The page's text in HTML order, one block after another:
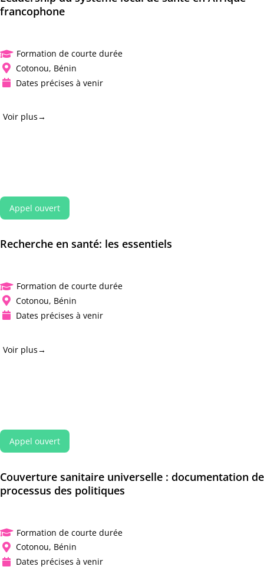
francophone
 Formation de courte durée
 Cotonou, Bénin
 Dates précises à venir
Voir plus→
Appel ouvert
Recherche en santé: les essentiels
 Formation de courte durée
 Cotonou, Bénin
 Dates précises à venir
Voir plus→
Appel ouvert
Couverture sanitaire universelle : documentation de
processus des politiques
 Formation de courte durée
 Cotonou, Bénin
 Dates précises à venir